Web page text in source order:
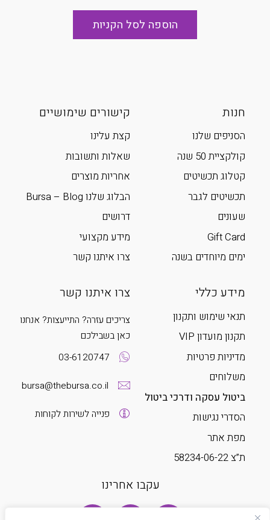
הוספה לסל הקניות
חנות
הסניפים שלנו
קולקציית 50 שנה
קטלוג תכשיטים
תכשיטים לגבר
שעונים
Gift Card
ימים מיוחדים בשנה
קישורים שימושיים
קצת עלינו
שאלות ותשובות
אחריות מוצרים
הבלוג שלנו Bursa – Blog
דרושים
מידע מקצועי
צרו איתנו קשר
מידע כללי
תנאי שימוש ותקנון
תקנון מועדון VIP
מדיניות פרטיות
משלוחים
ביטול עסקה ודרכי ביטול
הסדרי נגישות
מפת אתר
ת”צ 58234-06-22
צרו איתנו קשר
צריכים עזרה? התייעצות? אנחנו
כאן בשבילכם
03-6120747
bursa@thebursa.co.il
פנייה לשירות לקוחות
עקבו אחרינו